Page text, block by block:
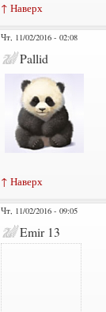
↑ Наверх
Чт, 11/02/2016 - 02:08
Pallid
↑ Наверх
Чт, 11/02/2016 - 09:05
Emir 13